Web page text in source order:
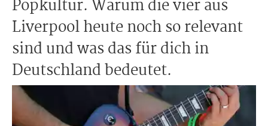
Popkultur. Warum die vier aus
Liverpool heute noch so relevant
sind und was das für dich in
Deutschland bedeutet.